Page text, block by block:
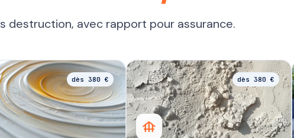
destruction, avec rapport pour assurance.
dès 380 €
foundation
dès 380 €